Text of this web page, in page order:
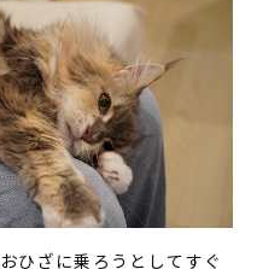
ひざに乗ろうとしてすぐ